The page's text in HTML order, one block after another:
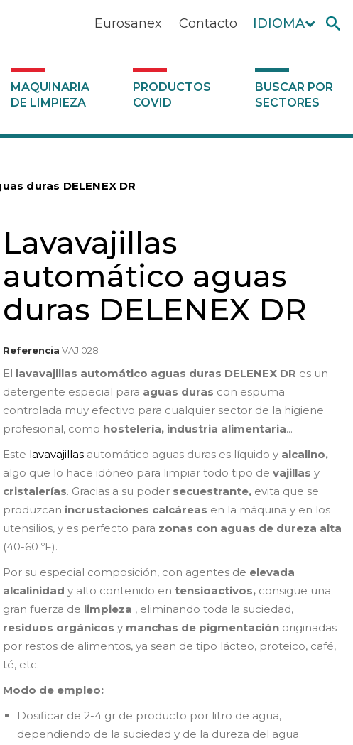
IDIOMA
Contacto
Eurosanex
MAQUINARIA
DE LIMPIEZA
PRODUCTOS
COVID
BUSCAR POR
SECTORES
duras DELENEX DR
Lavavajillas
automático aguas
duras DELENEX DR
Referencia VAJ 028
El lavavajillas automático aguas duras DELENEX DR es un
detergente especial para aguas duras con espuma
controlada muy efectivo para cualquier sector de la higiene
profesional, como hostelería, industria alimentaria...
Este lavavajillas automático aguas duras es líquido y alcalino,
algo que lo hace idóneo para limpiar todo tipo devajillas y
cristalerías. Gracias a su poder secuestrante, evita que se
produzcan incrustaciones calcáreas en la máquina y en los
utensilios, y es perfecto para zonas con aguas de dureza alta
(40-60 ºF).
Por su especial composición, con agentes de elevada
alcalinidad y alto contenido entensioactivos, consigue una
gran fuerza de limpieza , eliminando toda la suciedad,
residuos orgánicos y manchas de pigmentación originadas
por restos de alimentos, ya sean de tipo lácteo, proteico, café,
té, etc.
Modo de empleo:
Dosificar de 2-4 gr de producto por litro de agua,
dependiendo de la suciedad y de la dureza del agua.